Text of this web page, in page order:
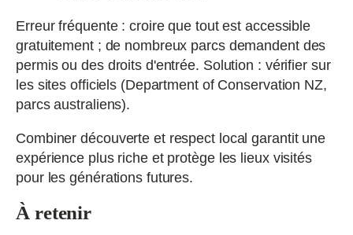
Erreur fréquente : croire que tout est accessible
gratuitement ; de nombreux parcs demandent des
permis ou des droits d'entrée. Solution : vérifier sur
les sites officiels (Department of Conservation NZ,
parcs australiens).
Combiner découverte et respect local garantit une
expérience plus riche et protège les lieux visités
pour les générations futures.
À retenir